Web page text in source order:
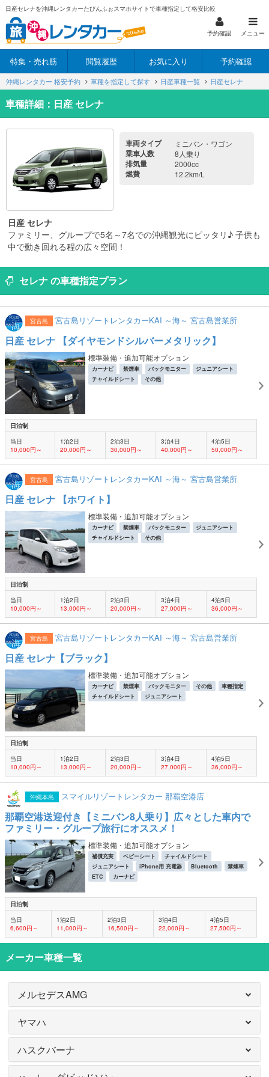
日産セレナを沖縄レンタカーたびんふぉスマホサイトで車種指定して格安比較
予約確認 メニュー
特集・売れ筋 閲覧履歴 お気に入り 予約確認
沖縄レンタカー 格安予約 車種を指定して探す 日産車種一覧 日産セレナ
車種詳細：日産 セレナ
車両タイプ ミニバン・ワゴン
乗車人数 8人乗り
排気量 2000cc
燃費 12.2km/L
日産 セレナ
ファミリー、グループで5名～7名での沖縄観光にピッタリ♪ 子供も
中で動き回れる程の広々空間！
セレナ の車種指定プラン
宮古島 宮古島リゾートレンタカーKAI ～海～ 宮古島営業所
日産 セレナ 【ダイヤモンドシルバーメタリック】
標準装備・追加可能オプション
カーナビ 禁煙車 バックモニター
ジュニアシート
チャイルドシート
その他
日泊制
当日
10,000円～
1泊2日
20,000円～
2泊3日
30,000円～
3泊4日
40,000円～
4泊5日
50,000円～
宮古島 宮古島リゾートレンタカーKAI ～海～ 宮古島営業所
日産 セレナ 【ホワイト】
標準装備・追加可能オプション
カーナビ 禁煙車 バックモニター
ジュニアシート
チャイルドシート
その他
日泊制
当日
10,000円～
1泊2日
13,000円～
2泊3日
20,000円～
3泊4日
27,000円～
4泊5日
36,000円～
宮古島 宮古島リゾートレンタカーKAI ～海～ 宮古島営業所
日産 セレナ【ブラック】
標準装備・追加可能オプション
カーナビ 禁煙車 バックモニター その他
車種指定
チャイルドシート
ジュニアシート
日泊制
当日
10,000円～
1泊2日
13,000円～
2泊3日
20,000円～
3泊4日
27,000円～
4泊5日
36,000円～
沖縄本島 スマイルリゾートレンタカー 那覇空港店
那覇空港送迎付き【ミニバン8人乗り】広々とした車内で
ファミリー・グループ旅行にオススメ！
標準装備・追加可能オプション
補償充実 ベビーシート
チャイルドシート
ジュニアシート
iPhone用 充電器 Bluetooth
禁煙車
ETC
カーナビ
日泊制
当日
6,600円～
1泊2日
11,000円～
2泊3日
16,500円～
3泊4日
22,000円～
4泊5日
27,500円～
メーカー車種一覧
メルセデスAMG
ヤマハ
ハスクバーナ